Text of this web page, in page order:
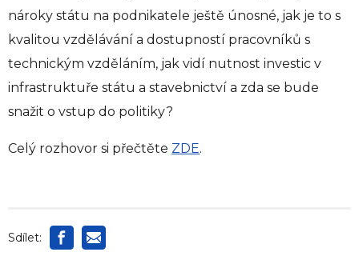
nároky státu na podnikatele ještě únosné, jak je to s
kvalitou vzdělávání a dostupností pracovníků s
technickým vzděláním, jak vidí nutnost investic v
infrastruktuře státu a stavebnictví a zda se bude
snažit o vstup do politiky?
Celý rozhovor si přečtěte ZDE.
Sdílet: